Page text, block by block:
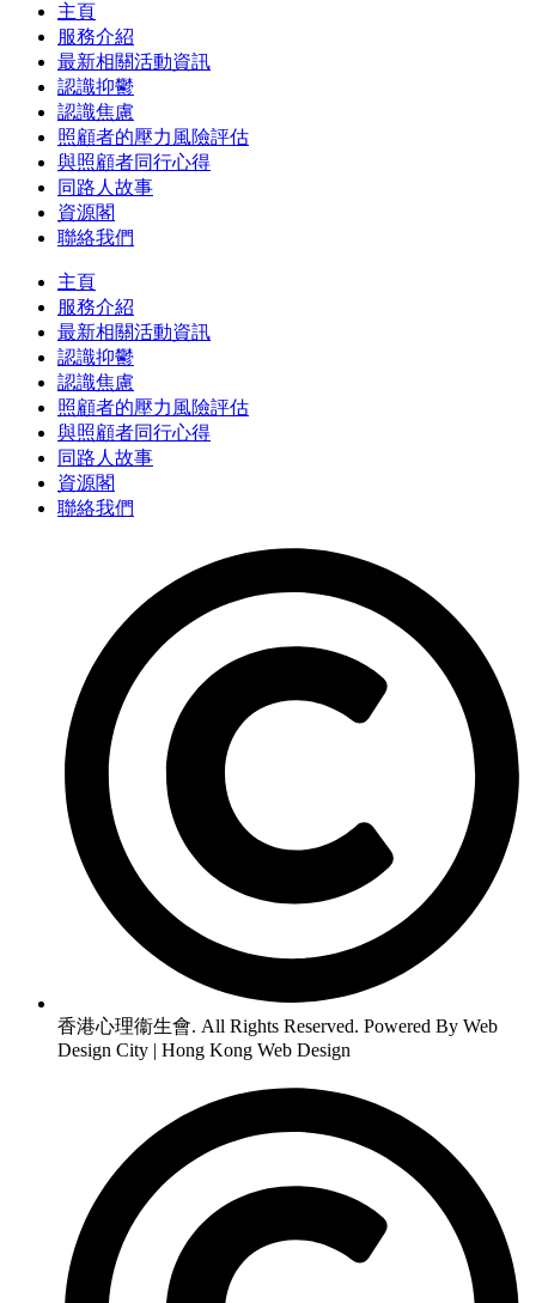
主頁
服務介紹
最新相關活動資訊
認識抑鬱
認識焦慮
照顧者的壓力風險評估
與照顧者同行心得
同路人故事
資源閣
聯絡我們
主頁
服務介紹
最新相關活動資訊
認識抑鬱
認識焦慮
照顧者的壓力風險評估
與照顧者同行心得
同路人故事
資源閣
聯絡我們
香港心理衞生會. All Rights Reserved. Powered By Web
Design City | Hong Kong Web Design